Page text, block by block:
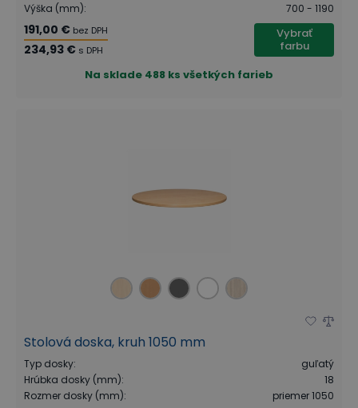
Výška (mm): 700 - 1190
191,00 € bez DPH
234,93 € s DPH
Vybrať
farbu
Na sklade 488 ks všetkých farieb
Stolová doska, kruh 1050 mm
Typ dosky:
guľatý
Hrúbka dosky (mm):
18
Rozmer dosky (mm): priemer 1050